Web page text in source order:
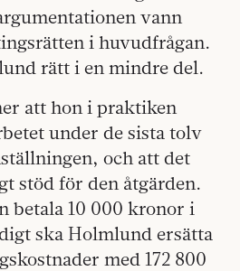
vann
i huvudfrågan.
rätt i en mindre del.
att hon i praktiken
under de sista tolv
och att det
stöd för den åtgärden.
betala 10 000 kronor i
ska Holmlund ersätta
med 172 800